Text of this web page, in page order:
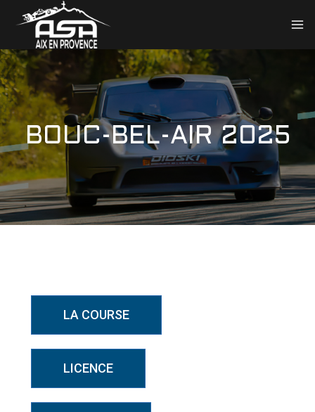
BOUC-BEL-AIR 2025
LA COURSE
LICENCE